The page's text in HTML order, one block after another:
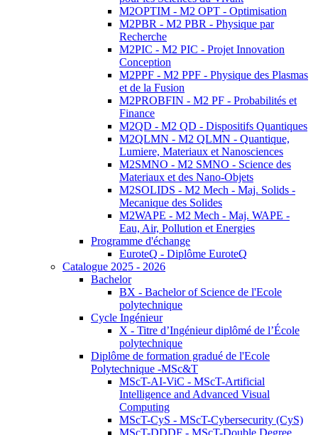
M2OPTIM - M2 OPT - Optimisation
M2PBR - M2 PBR - Physique par
Recherche
M2PIC - M2 PIC - Projet Innovation
Conception
M2PPF - M2 PPF - Physique des Plasmas
et de la Fusion
M2PROBFIN - M2 PF - Probabilités et
Finance
M2QD - M2 QD - Dispositifs Quantiques
M2QLMN - M2 QLMN - Quantique,
Lumiere, Materiaux et Nanosciences
M2SMNO - M2 SMNO - Science des
Materiaux et des Nano-Objets
M2SOLIDS - M2 Mech - Maj. Solids -
Mecanique des Solides
M2WAPE - M2 Mech - Maj. WAPE -
Eau, Air, Pollution et Energies
Programme d'échange
EuroteQ - Diplôme EuroteQ
Catalogue 2025 - 2026
Bachelor
BX - Bachelor of Science de l'Ecole
polytechnique
Cycle Ingénieur
X - Titre d’Ingénieur diplômé de l’École
polytechnique
Diplôme de formation gradué de l'Ecole
Polytechnique -MSc&T
MScT-AI-ViC - MScT-Artificial
Intelligence and Advanced Visual
Computing
MScT-CyS - MScT-Cybersecurity (CyS)
MScT-DDDF - MScT-Double Degree